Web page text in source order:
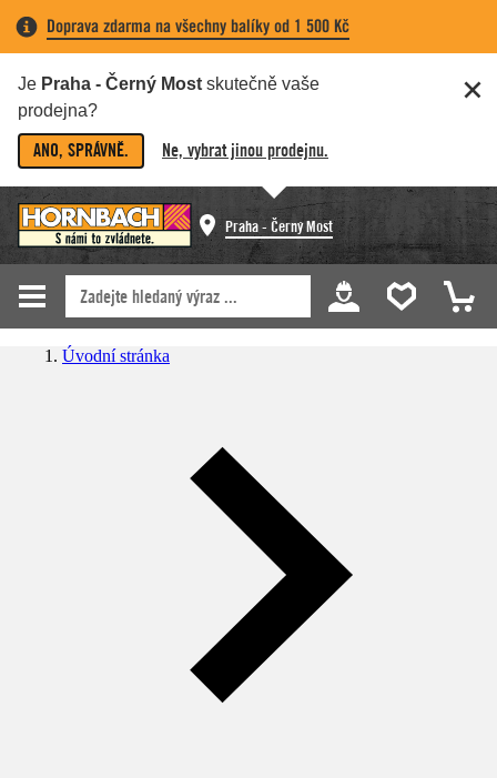
Doprava zdarma na všechny balíky od 1 500 Kč
Je Praha - Černý Most skutečně vaše
prodejna?
ANO, SPRÁVNĚ. Ne, vybrat jinou prodejnu.
Praha - Černý Most
Úvodní stránka